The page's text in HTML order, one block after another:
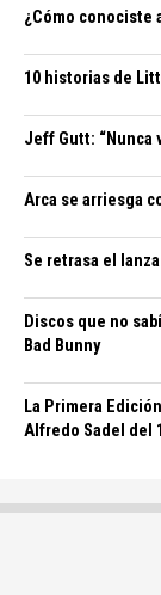
¿Cómo conociste
10 historias de
Jeff Gutt: “Nunca
Arca se arriesga
Se retrasa el
Discos que no
Bad Bunny
La Primera
Alfredo Sadel del